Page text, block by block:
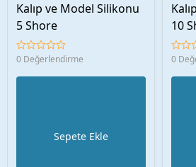
Kalıp ve Model Silikonu
5 Shore
0 Değerlendirme
Sepete Ekle
10
0